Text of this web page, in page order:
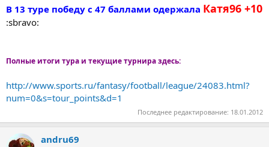
В 13 туре победу с 47 баллами одержала Катя96 +10
:sbravo:
Полные итоги тура и текущие турнира здесь:
http://www.sports.ru/fantasy/football/league/24083.html?
num=0&s=tour_points&d=1
Последнее редактирование: 18.01.2012
andru69